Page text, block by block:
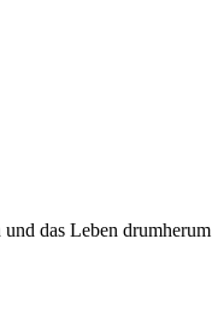
das Leben drumherum